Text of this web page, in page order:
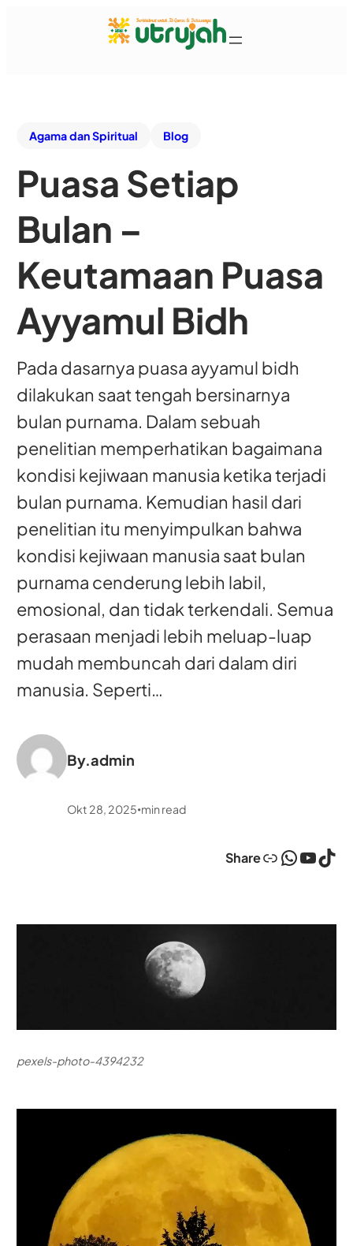
Agama dan Spiritual Blog
Puasa Setiap
Bulan –
Keutamaan Puasa
Ayyamul Bidh
Pada dasarnya puasa ayyamul bidh
dilakukan saat tengah bersinarnya
bulan purnama. Dalam sebuah
penelitian memperhatikan bagaimana
kondisi kejiwaan manusia ketika terjadi
bulan purnama. Kemudian hasil dari
penelitian itu menyimpulkan bahwa
kondisi kejiwaan manusia saat bulan
purnama cenderung lebih labil,
emosional, dan tidak terkendali. Semua
perasaan menjadi lebih meluap-luap
mudah membuncah dari dalam diri
manusia. Seperti…
By.admin
Okt 28, 2025 •min read
ShareLink WhatsApp YouTube TikTok
pexels-photo-4394232